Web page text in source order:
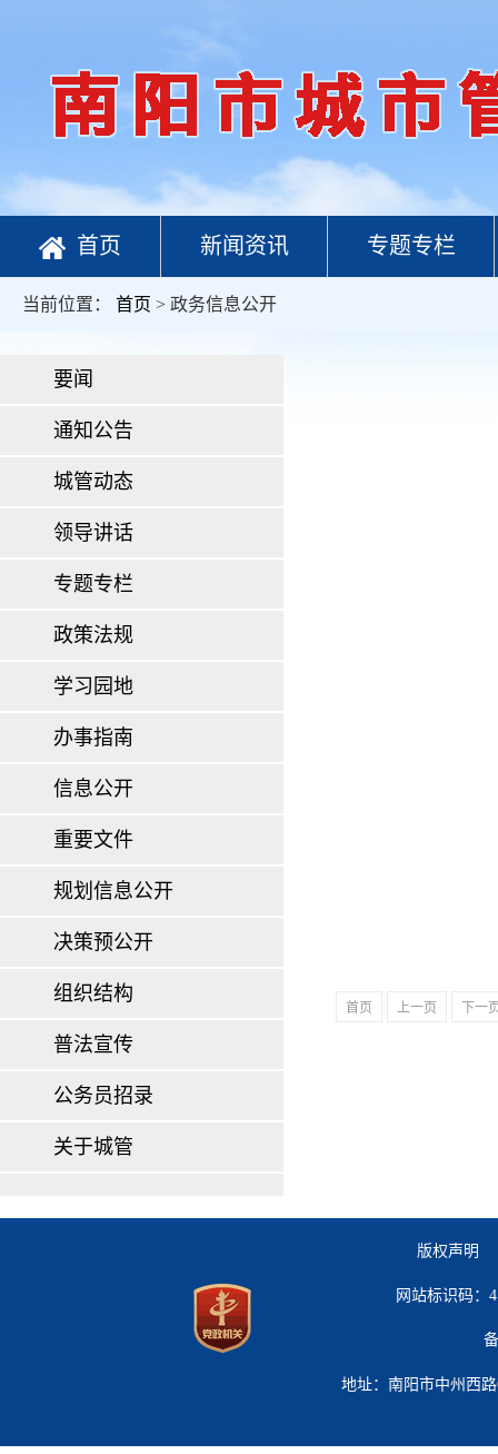
首页 新闻资讯 专题专栏
当前位置： 首页 > 政务信息公开
要闻
通知公告
城管动态
领导讲话
专题专栏
政策法规
学习园地
办事指南
信息公开
重要文件
规划信息公开
决策预公开
组织结构
普法宣传
公务员招录
关于城管
首页 上一页 下一
版权声明
网站标识码
地址：南阳市中州西